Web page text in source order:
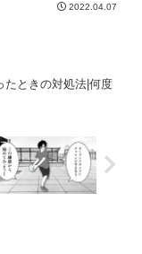
2022.04.07
たときの対処法|何度